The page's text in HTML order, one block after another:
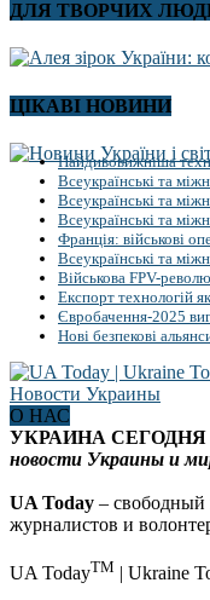
ДЛЯ ТВОРЧИХ
ЦІКАВІ НОВИНИ
Найдивовижніша
Всеукраїнські та
Всеукраїнські та
Всеукраїнські та
Франція: військові
Всеукраїнські та
Військова FPV-
Експорт технологій
Євробачення-2025
Нові безпекові
О НАС
УКРАИНА СЕГОДНЯ
новости Украины и
UA Today – свободный
журналистов и
UA TodayTM | Ukraine